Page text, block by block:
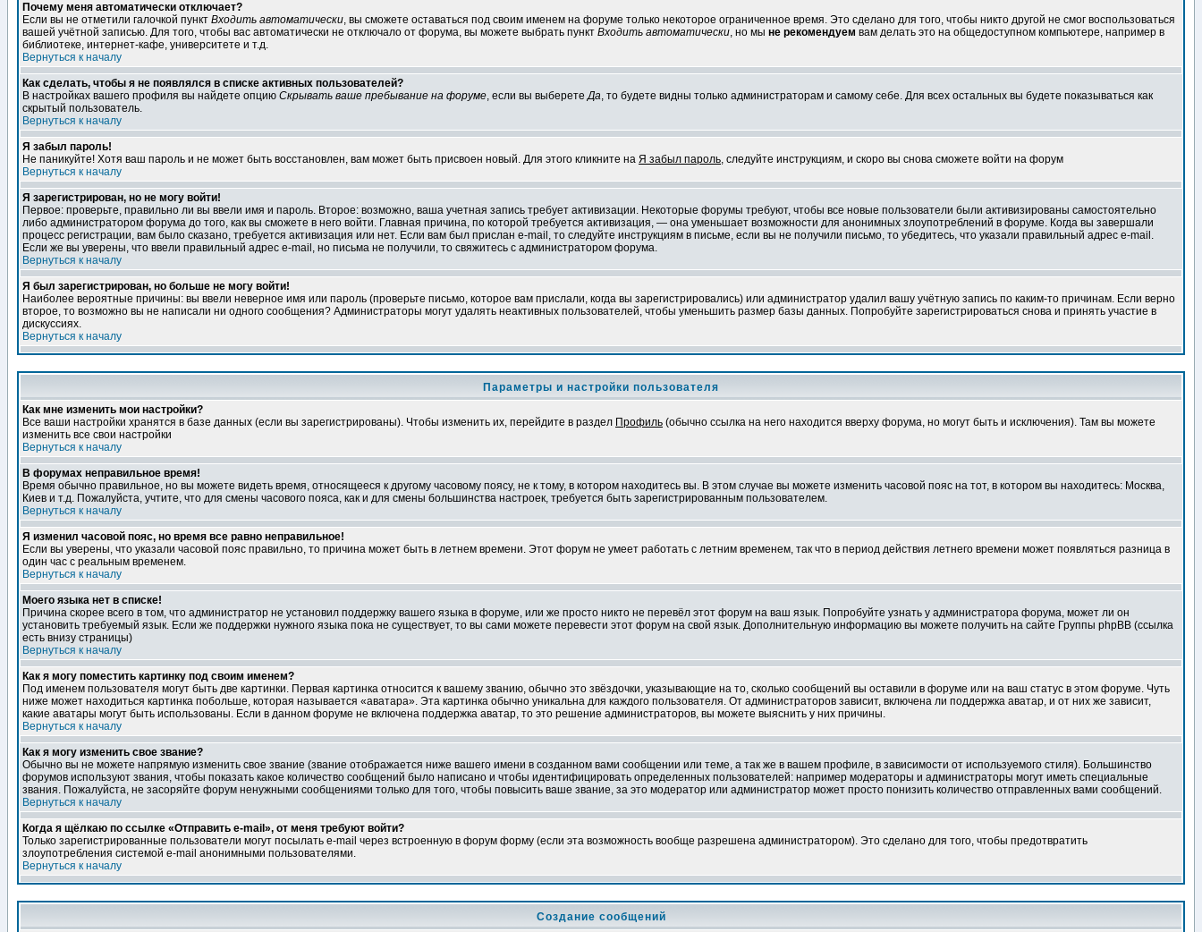
Почему меня автоматически отключает?
Если вы не отметили галочкой пункт Входить автоматически, вы сможете оставаться под своим именем на форуме только некоторое ограниченное время. Это сделано для того, чтобы никто другой не смог воспользоваться
вашей учётной записью. Для того, чтобы вас автоматически не отключало от форума, вы можете выбрать пункт Входить автоматически, но мы не рекомендуем вам делать это на общедоступном компьютере, например в
библиотеке, интернет-кафе, университете и т.д.
Вернуться к началу
Как сделать, чтобы я не появлялся в списке активных пользователей?
В настройках вашего профиля вы найдете опцию Скрывать ваше пребывание на форуме, если вы выберетеДа, то будете видны только администраторам и самому себе. Для всех остальных вы будете показываться как
скрытый пользователь.
Вернуться к началу
Я забыл пароль!
Не паникуйте! Хотя ваш пароль и не может быть восстановлен, вам может быть присвоен новый. Для этого кликните на Я забыл пароль, следуйте инструкциям, и скоро вы снова сможете войти на форум
Вернуться к началу
Я зарегистрирован, но не могу войти!
Первое: проверьте, правильно ли вы ввели имя и пароль. Второе: возможно, ваша учетная запись требует активизации. Некоторые форумы требуют, чтобы все новые пользователи были активизированы самостоятельно
либо администратором форума до того, как вы сможете в него войти. Главная причина, по которой требуется активизация, — она уменьшает возможности для анонимных злоупотреблений в форуме. Когда вы завершали
процесс регистрации, вам было сказано, требуется активизация или нет. Если вам был прислан e-mail, то следуйте инструкциям в письме, если вы не получили письмо, то убедитесь, что указали правильный адрес e-mail.
Если же вы уверены, что ввели правильный адрес e-mail, но письма не получили, то свяжитесь с администратором форума.
Вернуться к началу
Я был зарегистрирован, но больше не могу войти!
Наиболее вероятные причины: вы ввели неверное имя или пароль (проверьте письмо, которое вам прислали, когда вы зарегистрировались) или администратор удалил вашу учётную запись по каким-то причинам. Если верно
второе, то возможно вы не написали ни одного сообщения? Администраторы могут удалять неактивных пользователей, чтобы уменьшить размер базы данных. Попробуйте зарегистрироваться снова и принять участие в
дискуссиях.
Вернуться к началу
Параметры и настройки пользователя
Как мне изменить мои настройки?
Все ваши настройки хранятся в базе данных (если вы зарегистрированы). Чтобы изменить их, перейдите в раздел Профиль (обычно ссылка на него находится вверху форума, но могут быть и исключения). Там вы можете
изменить все свои настройки
Вернуться к началу
В форумах неправильное время!
Время обычно правильное, но вы можете видеть время, относящееся к другому часовому поясу, не к тому, в котором находитесь вы. В этом случае вы можете изменить часовой пояс на тот, в котором вы находитесь: Москва,
Киев и т.д. Пожалуйста, учтите, что для смены часового пояса, как и для смены большинства настроек, требуется быть зарегистрированным пользователем.
Вернуться к началу
Я изменил часовой пояс, но время все равно неправильное!
Если вы уверены, что указали часовой пояс правильно, то причина может быть в летнем времени. Этот форум не умеет работать с летним временем, так что в период действия летнего времени может появляться разница в
один час с реальным временем.
Вернуться к началу
Моего языка нет в списке!
Причина скорее всего в том, что администратор не установил поддержку вашего языка в форуме, или же просто никто не перевёл этот форум на ваш язык. Попробуйте узнать у администратора форума, может ли он
установить требуемый язык. Если же поддержки нужного языка пока не существует, то вы сами можете перевести этот форум на свой язык. Дополнительную информацию вы можете получить на сайте Группы phpBB (ссылка
есть внизу страницы)
Вернуться к началу
Как я могу поместить картинку под своим именем?
Под именем пользователя могут быть две картинки. Первая картинка относится к вашему званию, обычно это звёздочки, указывающие на то, сколько сообщений вы оставили в форуме или на ваш статус в этом форуме. Чуть
ниже может находиться картинка побольше, которая называется «аватара». Эта картинка обычно уникальна для каждого пользователя. От администраторов зависит, включена ли поддержка аватар, и от них же зависит,
какие аватары могут быть использованы. Если в данном форуме не включена поддержка аватар, то это решение администраторов, вы можете выяснить у них причины.
Вернуться к началу
Как я могу изменить свое звание?
Обычно вы не можете напрямую изменить свое звание (звание отображается ниже вашего имени в созданном вами сообщении или теме, а так же в вашем профиле, в зависимости от используемого стиля). Большинство
форумов используют звания, чтобы показать какое количество сообщений было написано и чтобы идентифицировать определенных пользователей: например модераторы и администраторы могут иметь специальные
звания. Пожалуйста, не засоряйте форум ненужными сообщениями только для того, чтобы повысить ваше звание, за это модератор или администратор может просто понизить количество отправленных вами сообщений.
Вернуться к началу
Когда я щёлкаю по ссылке «Отправить e-mail», от меня требуют войти?
Только зарегистрированные пользователи могут посылать e-mail через встроенную в форум форму (если эта возможность вообще разрешена администратором). Это сделано для того, чтобы предотвратить
злоупотребления системой e-mail анонимными пользователями.
Вернуться к началу
Создание сообщений